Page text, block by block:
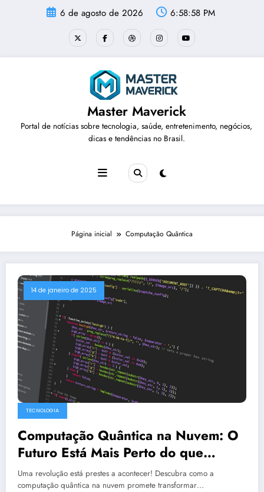
6 de agosto de 2026 6:58:58 PM
Master Maverick
Portal de notícias sobre tecnologia, saúde, entretenimento, negócios,
dicas e tendências no Brasil.
Página inicial Computação Quântica
14 de janeiro de 2025
TECNOLOGIA
Computação Quântica na Nuvem: O
Futuro Está Mais Perto do que
Imaginamos
Uma revolução está prestes a acontecer! Descubra como a
computação quântica na nuvem promete transformar…